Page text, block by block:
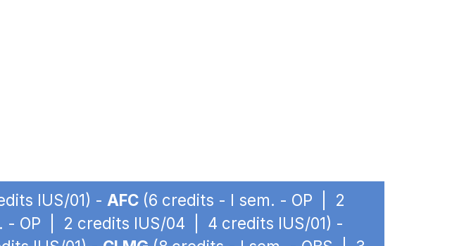
IUS/01) - AFC (6 credits - I sem. - OP | 2
- OP | 2 credits IUS/04 | 4 credits IUS/01) -